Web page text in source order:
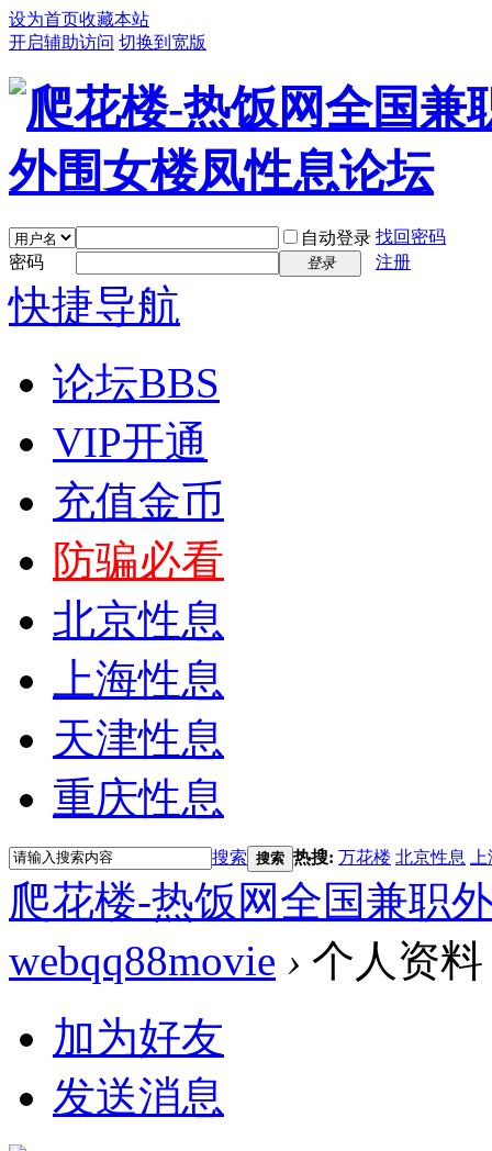
设为首页收藏本站
开启辅助访问 切换到宽版
自动登录 找回密码
密码
登录 注册
快捷导航
论坛BBS
VIP开通
充值金币
防骗必看
北京性息
上海性息
天津性息
重庆性息
搜索 搜索 热搜: 万花楼 北京性息
爬花楼-热饭网全国兼职
webqq88movie › 个人资料
加为好友
发送消息